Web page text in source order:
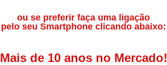
ou se preferir faça uma ligação
pelo seu Smartphone clicando abaixo:
Mais de 10 anos no Mercado!